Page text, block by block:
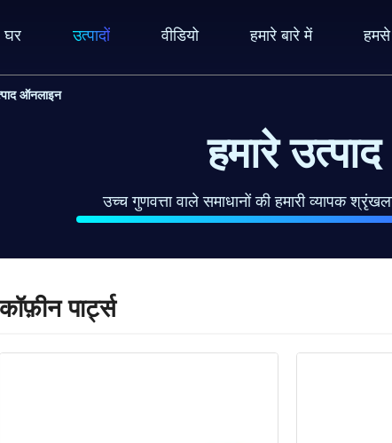
घर उत्पादों वीडियो हमारे बारे में
ऑनलाइन
हमारे उत्पाद
उच्च गुणवत्ता वाले समाधानों की हमारी व्यापक
कॉफ़ीन पार्ट्स